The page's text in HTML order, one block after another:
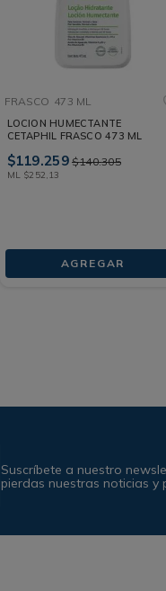
FRASCO 473 ML
LOCION HUMECTANTE
CETAPHIL FRASCO 473 ML
$119.259 $140.305
ML $252 13
AGREGAR
Suscríbete a nuestro
pierdas nuestras noticias y